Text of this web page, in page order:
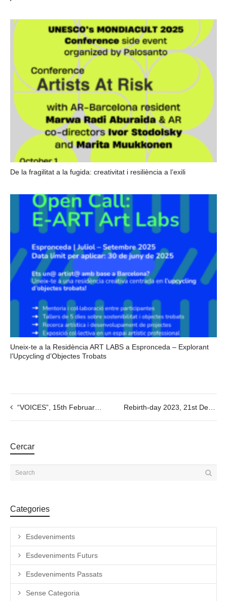
De la fragilitat a la fugida: creativitat i resiliència a l’exili
Uneix-te a la Residència ART LABS a Espronceda – Explorant
l’Upcycling d’Objectes Trobats
“VOICES”, 15th February @7PM
Cercar
Categories
Esdeveniments
Esdeveniments Futurs
Esdeveniments Passats
Sense Categoria